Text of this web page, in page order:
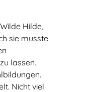
Hilde,
sie musste
lassen.
Nicht viel